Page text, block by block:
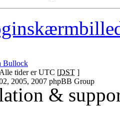
Bullock
tider er UTC [DST ]
2005, 2007 phpBB Group
&